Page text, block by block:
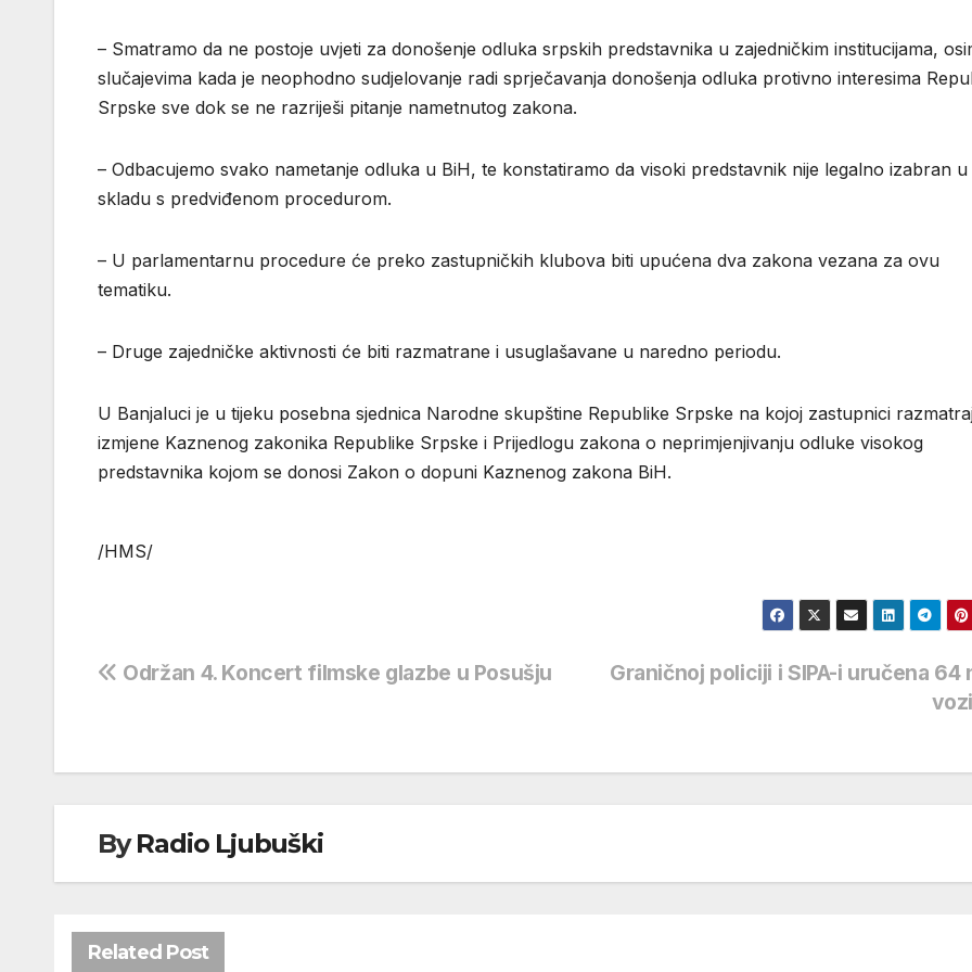
– Smatramo da ne postoje uvjeti za donošenje odluka srpskih predstavnika u zajedničkim institucijama,
slučajevima kada je neophodno sudjelovanje radi sprječavanja donošenja odluka protivno interesima
Srpske sve dok se ne razriješi pitanje nametnutog zakona.
– Odbacujemo svako nametanje odluka u BiH, te konstatiramo da visoki predstavnik nije legalno izabran u
skladu s predviđenom procedurom.
– U parlamentarnu procedure će preko zastupničkih klubova biti upućena dva zakona vezana za ovu
tematiku.
– Druge zajedničke aktivnosti će biti razmatrane i usuglašavane u naredno periodu.
U Banjaluci je u tijeku posebna sjednica Narodne skupštine Republike Srpske na kojoj zastupnici
izmjene Kaznenog zakonika Republike Srpske i Prijedlogu zakona o neprimjenjivanju odluke visokog
predstavnika kojom se donosi Zakon o dopuni Kaznenog zakona BiH.
/HMS/
Navigacija
Graničnoj policiji i SIPA-i uručena 64
Održan 4. Koncert filmske glazbe u Posušju
ByRadio Ljubuški
Related Post